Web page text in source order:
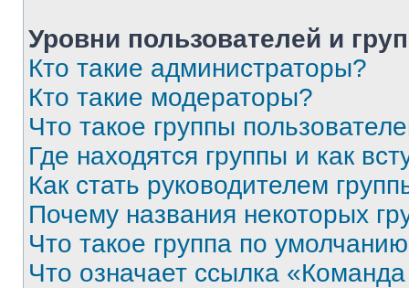
Уровни пользователей и
Кто такие администраторы?
Кто такие модераторы?
Что такое группы
Где находятся группы и как
Как стать руководителем
Почему названия некоторых
Что такое группа по
Что означает ссылка